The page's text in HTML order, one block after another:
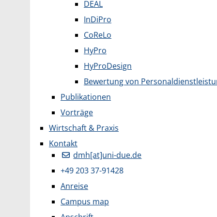
DEAL
InDiPro
CoReLo
HyPro
HyProDesign
Bewertung von
Publikationen
Vorträge
Wirtschaft & Praxis
Kontakt
dmh[at]uni-due.de
+49 203 37-91428
Anreise
Campus map